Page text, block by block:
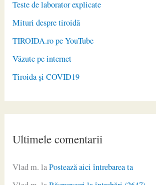
Teste de laborator explicate
Mituri despre tiroidă
TIROIDA.ro pe YouTube
Văzute pe internet
Tiroida și COVID19
Ultimele comentarii
Vlad m. laPostează aici întrebarea ta